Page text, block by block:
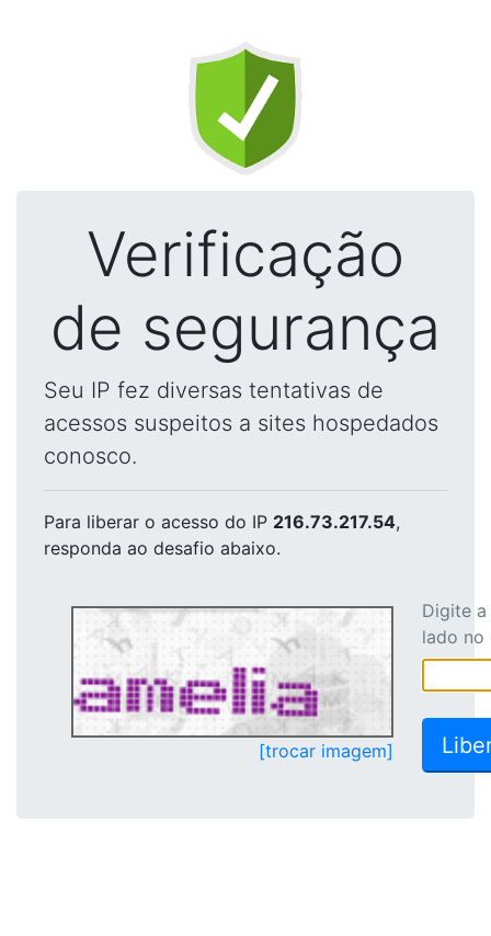
Verificação
de segurança
Seu IP fez diversas tentativas de
acessos suspeitos a sites hospedados
conosco.
Para liberar o acesso do IP 216.73.217.54,
responda ao desafio abaixo.
[trocar imagem]
Digite
lado no